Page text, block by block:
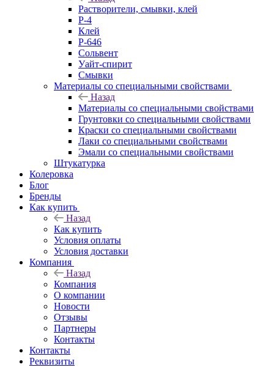
Растворители, смывки, клей
Р-4
Клей
Р-646
Сольвент
Уайт-спирит
Смывки
Материалы со специальными свойствами
Назад
Материалы со специальными свойствами
Грунтовки со специальными свойствами
Краски со специальными свойствами
Лаки со специальными свойствами
Эмали со специальными свойствами
Штукатурка
Колеровка
Блог
Бренды
Как купить
Назад
Как купить
Условия оплаты
Условия доставки
Компания
Назад
Компания
О компании
Новости
Отзывы
Партнеры
Контакты
Контакты
Реквизиты